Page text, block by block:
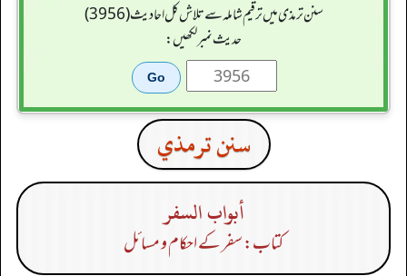
سنن ترمذی میں ترقیم شاملہ سے تلاش کل احادیث (3956)
حدیث نمبر لکھیں:
سنن ترمذي
أبواب السفر
کتاب: سفر کے احکام و مسائل